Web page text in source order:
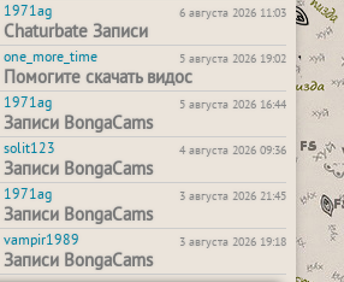
1971ag 6 августа 2026 11:03
Chaturbate Записи
one_more_time 5 августа 2026 19:02
Помогите скачать видос
1971ag 5 августа 2026 16:44
Записи BongaCams
solit123 4 августа 2026 09:36
Записи BongaCams
1971ag 3 августа 2026 21:45
Записи BongaCams
vampir1989 3 августа 2026 19:18
Записи BongaCams